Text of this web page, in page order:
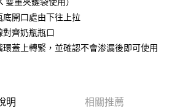
圍內提供個人資料，並將交易相關給付款項請求債
限公司。
宜，請瀏覽以下網址：
先徵得法定代理人或監護人之同意方可使用
額度；若仍有額度不足之情形，本公司將視審查結果
。
底開口處由下往上拉
對齊奶瓶瓶口
環蓋上轉緊，並確認不會渗漏後即可使用
明 相關推薦